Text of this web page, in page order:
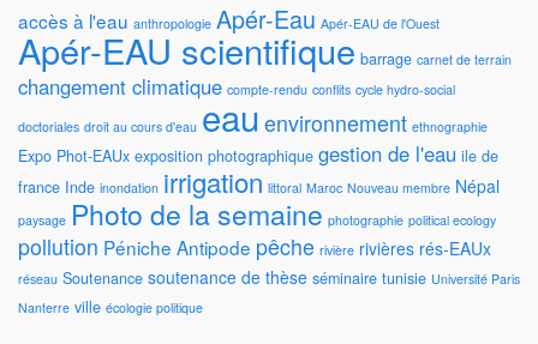
accès à l'eau anthropologie Apér-Eau Apér-EAU de l'Ouest
Apér-EAU scientifique barrage carnet de terrain
changement climatique compte-rendu conflits cycle hydro-social
doctoriales droit au cours d'eau eau environnement ethnographie
Expo Phot-EAUx exposition photographique gestion de l'eau ile de
france Inde inondation irrigation littoral Maroc Nouveau membre Népal
paysage Photo de la semaine photographie political ecology
pollution Péniche Antipode pêche rivière rivières rés-EAUx
réseau Soutenance soutenance de thèse séminaire tunisie Université Paris
Nanterre ville écologie politique